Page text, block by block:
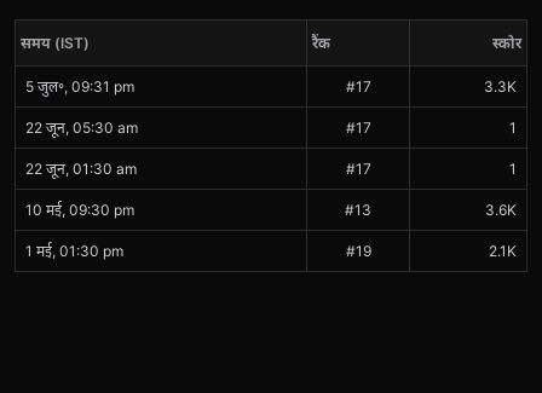
समय (IST) रैंक स्कोर
5 जुल॰, 09:31 pm #17 3.3K
22 जून, 05:30 am #17 1
22 जून, 01:30 am #17 1
10 मई, 09:30 pm #13 3.6K
1 मई, 01:30 pm #19 2.1K